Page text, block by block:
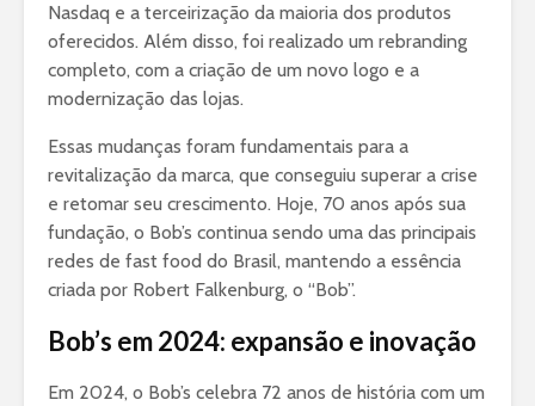
Nasdaq e a terceirização da maioria dos produtos
oferecidos. Além disso, foi realizado um rebranding
completo, com a criação de um novo logo e a
modernização das lojas.
Essas mudanças foram fundamentais para a
revitalização da marca, que conseguiu superar a crise
e retomar seu crescimento. Hoje, 70 anos após sua
fundação, o Bob’s continua sendo uma das principais
redes de fast food do Brasil, mantendo a essência
criada por Robert Falkenburg, o “Bob”.
Bob’s em 2024: expansão e inovação
Em 2024, o Bob’s celebra 72 anos de história com um